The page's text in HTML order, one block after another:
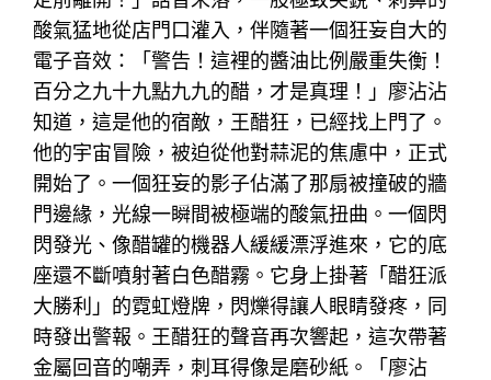
酸氣猛地從店門口灌入，伴隨著一個狂妄自大的
電子音效：「警告！這裡的醬油比例嚴重失衡！
百分之九十九點九九的醋，才是真理！」廖沾沾
知道，這是他的宿敵，王醋狂，已經找上門了。
他的宇宙冒險，被迫從他對蒜泥的焦慮中，正式
開始了。一個狂妄的影子佔滿了那扇被撞破的牆
門邊緣，光線一瞬間被極端的酸氣扭曲。一個閃
閃發光、像醋罐的機器人緩緩漂浮進來，它的底
座還不斷噴射著白色醋霧。它身上掛著「醋狂派
大勝利」的霓虹燈牌，閃爍得讓人眼睛發疼，同
時發出警報。王醋狂的聲音再次響起，這次帶著
金屬回音的嘲弄，刺耳得像是磨砂紙。「廖沾